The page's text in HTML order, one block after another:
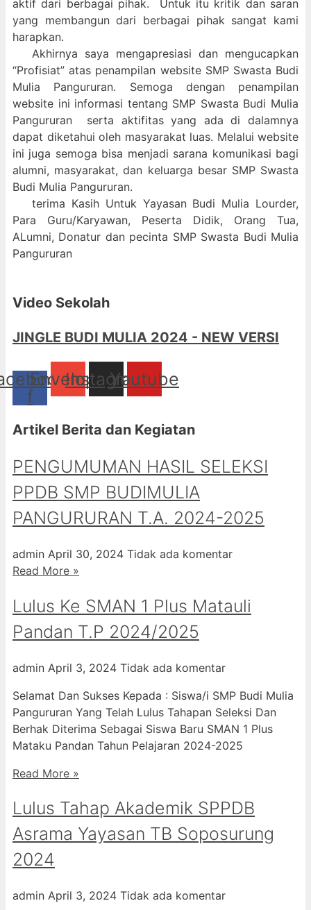
aktif dari berbagai pihak. Untuk itu kritik dan saran
yang membangun dari berbagai pihak sangat kami
harapkan.
Akhirnya saya mengapresiasi dan mengucapkan
“Profisiat” atas penampilan website SMP Swasta Budi
Mulia Pangururan. Semoga dengan penampilan
website ini informasi tentang SMP Swasta Budi Mulia
Pangururan serta aktifitas yang ada di dalamnya
dapat diketahui oleh masyarakat luas. Melalui website
ini juga semoga bisa menjadi sarana komunikasi bagi
alumni, masyarakat, dan keluarga besar SMP Swasta
Budi Mulia Pangururan.
terima Kasih Untuk Yayasan Budi Mulia Lourder,
Para Guru/Karyawan, Peserta Didik, Orang Tua,
ALumni, Donatur dan pecinta SMP Swasta Budi Mulia
Pangururan
Video Sekolah
JINGLE BUDI MULIA 2024 - NEW VERSI
f
Envelope
Instagram
Youtube
Artikel Berita dan Kegiatan
PENGUMUMAN HASIL SELEKSI
PPDB SMP BUDIMULIA
PANGURURAN T.A. 2024-2025
admin April 30, 2024 Tidak ada komentar
Read More »
Lulus Ke SMAN 1 Plus Matauli
Pandan T.P 2024/2025
admin April 3, 2024 Tidak ada komentar
Selamat Dan Sukses Kepada : Siswa/i SMP Budi Mulia
Pangururan Yang Telah Lulus Tahapan Seleksi Dan
Berhak Diterima Sebagai Siswa Baru SMAN 1 Plus
Mataku Pandan Tahun Pelajaran 2024-2025
Read More »
Lulus Tahap Akademik SPPDB
Asrama Yayasan TB Soposurung
2024
admin April 3, 2024 Tidak ada komentar